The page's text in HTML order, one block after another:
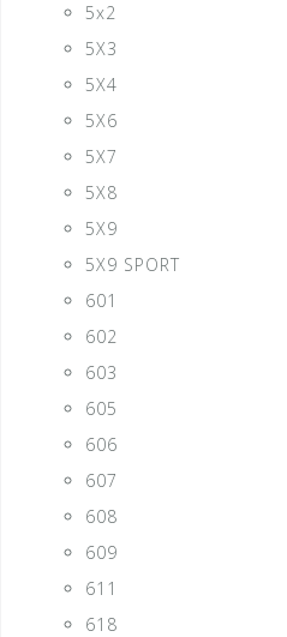
5x2
5X3
5X4
5X6
5X7
5X8
5X9
5X9 SPORT
601
602
603
605
606
607
608
609
611
618